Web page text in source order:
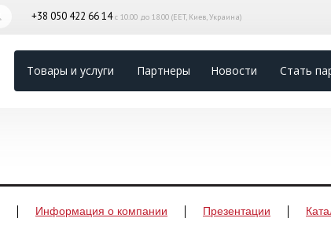
+38 050 422 66 14с 10.00 до 18.00 (EET, Киев, Украина)
Товары и услуги Партнеры Новости Стать
Информация о компании Презентации